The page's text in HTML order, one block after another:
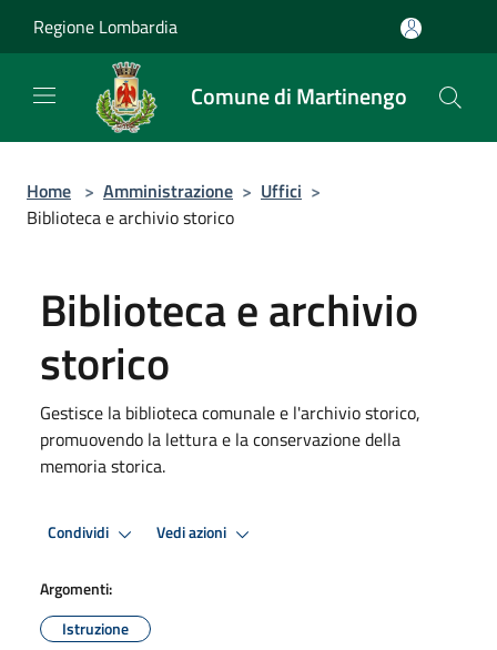
Regione Lombardia
Comune di Martinengo
Home > Amministrazione > Uffici >
Biblioteca e archivio storico
Biblioteca e archivio
storico
Gestisce la biblioteca comunale e l'archivio storico,
promuovendo la lettura e la conservazione della
memoria storica.
Condividi Vedi azioni
Argomenti:
Istruzione